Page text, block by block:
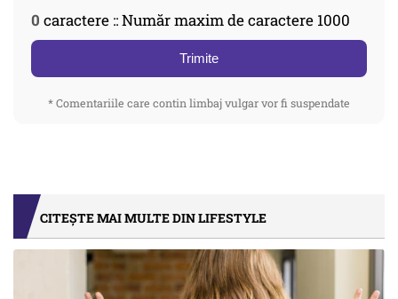
0 caractere :: Număr maxim de caractere 1000
Trimite
* Comentariile care contin limbaj vulgar vor fi suspendate
CITEȘTE MAI MULTE DIN LIFESTYLE